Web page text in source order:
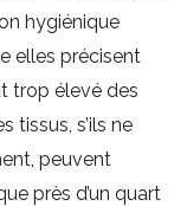
hygiénique
elles précisent
trop élevé des
tissus, s’ils ne
peuvent
près d’un quart